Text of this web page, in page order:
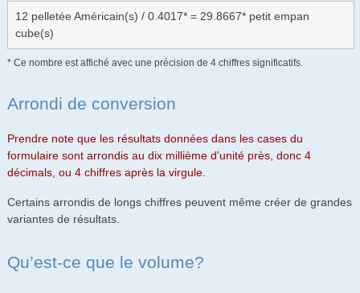
12 pelletée Américain(s) / 0.4017* = 29.8667* petit empan
cube(s)
* Ce nombre est affiché avec une précision de 4 chiffres significatifs.
Arrondi de conversion
Prendre note que les résultats données dans les cases du
formulaire sont arrondis au dix millième d'unité près, donc 4
décimals, ou 4 chiffres après la virgule.
Certains arrondis de longs chiffres peuvent même créer de grandes
variantes de résultats.
Qu’est-ce que le volume?